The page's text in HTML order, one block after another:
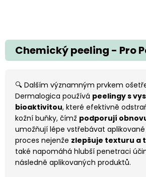
Chemický peeling - Pro
🔍 Dalším významným prvkem
Dermalogica používá peelingy s
bioaktivitou, které efektivně
kožní buňky, čímž podporují
umožňují lépe vstřebávat
proces nejenže zlepšuje texturu a
také napomáhá hlubší penetraci
následně aplikovaných produktů.